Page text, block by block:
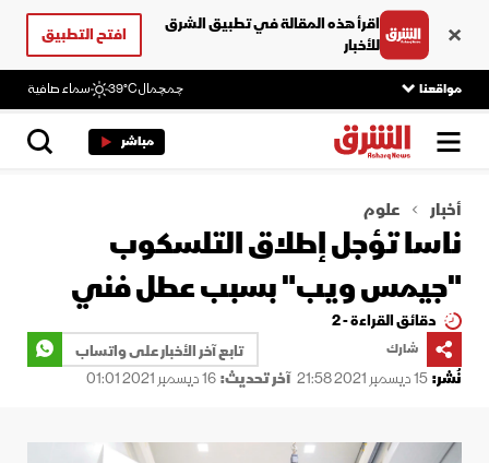
اقرأ هذه المقالة في تطبيق الشرق
للأخبار
افتح التطبيق
مواقعنا چمچمال39°C سماء صافية
مباشر
أخبار علوم
ناسا تؤجل إطلاق التلسكوب
"جيمس ويب" بسبب عطل فني
دقائق القراءة - 2
شارك
تابع آخر الأخبار على واتساب
نُشر:15 ديسمبر 2021 21:58 آخر تحديث:16 ديسمبر 2021 01:01